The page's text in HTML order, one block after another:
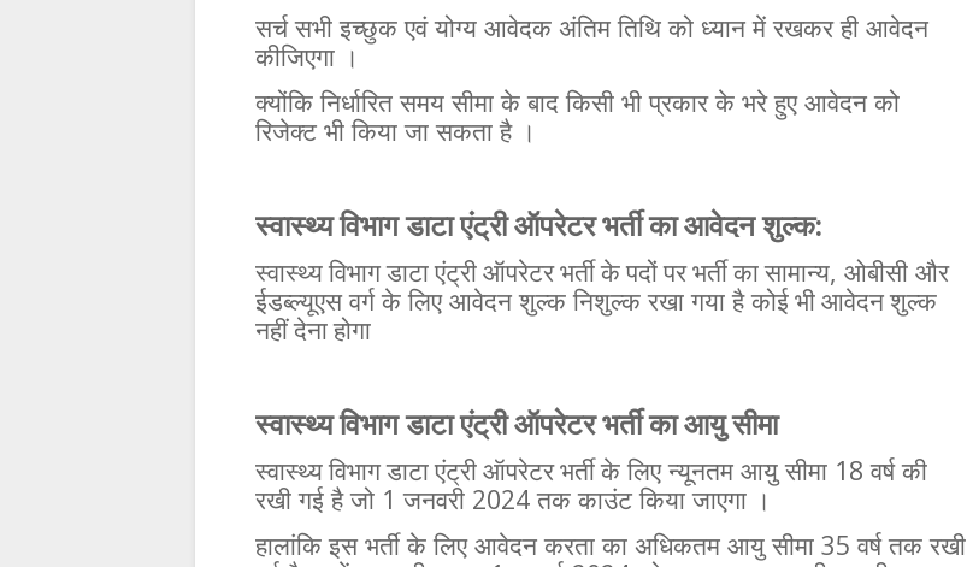
सर्च सभी इच्छुक एवं योग्य आवेदक अंतिम तिथि को ध्यान में रखकर ही आवेदन
कीजिएगा ।
क्योंकि निर्धारित समय सीमा के बाद किसी भी प्रकार के भरे हुए आवेदन को
रिजेक्ट भी किया जा सकता है ।
स्वास्थ्य विभाग डाटा एंट्री ऑपरेटर भर्ती का आवेदन शुल्क:
स्वास्थ्य विभाग डाटा एंट्री ऑपरेटर भर्ती के पदों पर भर्ती का सामान्य, ओबीसी और
ईडब्ल्यूएस वर्ग के लिए आवेदन शुल्क निशुल्क रखा गया है कोई भी आवेदन शुल्क
नहीं देना होगा
स्वास्थ्य विभाग डाटा एंट्री ऑपरेटर भर्ती का आयु सीमा
स्वास्थ्य विभाग डाटा एंट्री ऑपरेटर भर्ती के लिए न्यूनतम आयु सीमा 18वर्ष की
रखी गई है जो 1जनवरी 2024तक काउंट किया जाएगा ।
हालांकि इस भर्ती के लिए आवेदन करता का अधिकतम आयु सीमा 35वर्ष तक रखी